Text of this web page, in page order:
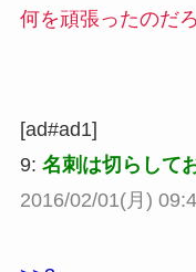
何を頑張ったのだ
[ad#ad1]
9: 名刺は切らして
2016/02/01(月)